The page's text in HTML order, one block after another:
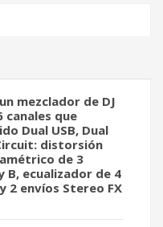
mezclador de DJ
canales que
Dual USB, Dual
distorsión
de 3
B, ecualizador de 4
2 envíos Stereo FX